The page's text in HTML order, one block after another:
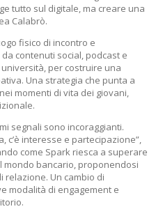
tutto sul digitale, ma creare una
Calabrò.
fisico di incontro e
contenuti social, podcast e
per costruire una
Una strategia che punta a
momenti di vita dei giovani,
segnali sono incoraggianti.
c’è interesse e partecipazione”,
come Spark riesca a superare
bancario, proponendosi
relazione. Un cambio di
modalità di engagement e